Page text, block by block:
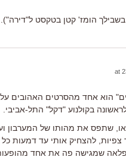
בשבילך הומז' קטן בטקסט ל"דירה").
הוא אחד מהסרטים האהובים
בקולנוע "דקל" התל-אביבי.
שתפס את מהותו של המערבון
צפיות, להצחיק אותי עד
שמגישה פה את אחד